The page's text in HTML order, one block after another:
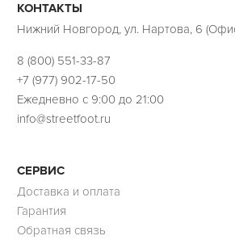
КОНТАКТЫ
Нижний Новгород, ул. Нартова, 6
8 (800) 551-33-87
+7 (977) 902-17-50
Ежедневно с 9:00 до 21:00
info@streetfoot.ru
СЕРВИС
Доставка и оплата
Гарантия
Обратная связь